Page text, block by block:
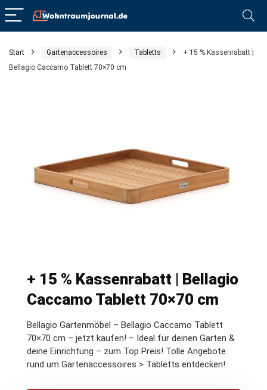
Start Gartenaccessoires Tabletts
+ 15 % Kassenrabatt |
Bellagio Caccamo Tablett 70×70 cm
+ 15 % Kassenrabatt | Bellagio
Caccamo Tablett 70×70 cm
Bellagio Gartenmöbel – Bellagio Caccamo Tablett
70×70 cm – jetzt kaufen! – Ideal für deinen Garten &
deine Einrichtung – zum Top Preis! Tolle Angebote
rund um Gartenaccessoires > Tabletts entdecken!